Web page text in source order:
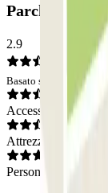
Parcheggio
2.9
Basato su 3 opinioni
Accesso
Attrezzatura
Personale